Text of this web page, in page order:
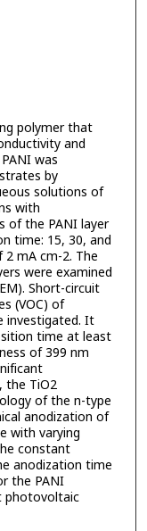
polymer that
and
was
by
solutions of
with
of the PANI layer
time: 15, 30, and
mA cm-2. The
were examined
Short-circuit
(VOC) of
investigated. It
time at least
of 399 nm
the TiO2
of the n-type
anodization of
with varying
constant
anodization time
the PANI
photovoltaic